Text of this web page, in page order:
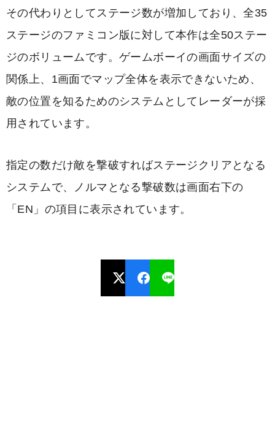
その代わりとしてステージ数が増加しており、全35
ステージのファミコン版に対して本作は全50ステー
ジのボリュームです。ゲームボーイの画面サイズの
関係上、1画面でマップ全体を表示できないため、
敵の位置を知るためのシステムとしてレーダーが採
用されています。
指定の数だけ敵を撃破すればステージクリアとなる
システムで、ノルマとなる撃破数は画面右下の
「EN」の項目に表示されています。